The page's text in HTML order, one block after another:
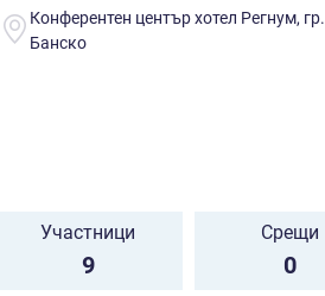
Конферентен център хотел Регнум, гр.
Банско
Участници
9
Срещи
0